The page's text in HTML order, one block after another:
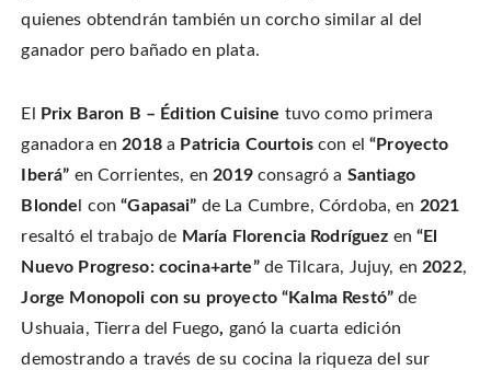
quienes obtendrán también un corcho similar al del
ganador pero bañado en plata.
El Prix Baron B – Édition Cuisine tuvo como primera
ganadora en 2018a Patricia Courtoiscon el“Proyecto
Iberá” en Corrientes, en 2019consagró a Santiago
Blonde l con“Gapasai” de La Cumbre, Córdoba, en 2021
resaltó el trabajo de María Florencia Rodríguez en“El
Nuevo Progreso: cocina+arte”de Tilcara, Jujuy, en 2022,
Jorge Monopoli con su proyecto “Kalma Restó”de
Ushuaia, Tierra del Fuego, ganó la cuarta edición
demostrando a través de su cocina la riqueza del sur